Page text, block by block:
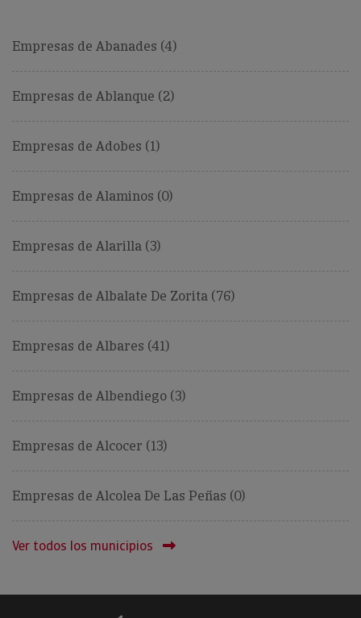
Empresas de Abanades (4)
Empresas de Ablanque (2)
Empresas de Adobes (1)
Empresas de Alaminos (0)
Empresas de Alarilla (3)
Empresas de Albalate De Zorita (76)
Empresas de Albares (41)
Empresas de Albendiego (3)
Empresas de Alcocer (13)
Empresas de Alcolea De Las Peñas (0)
Ver todos los municipios